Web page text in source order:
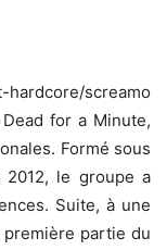
screamo
for a Minute,
Formé sous
2012, le groupe a
Suite, à une
partie du